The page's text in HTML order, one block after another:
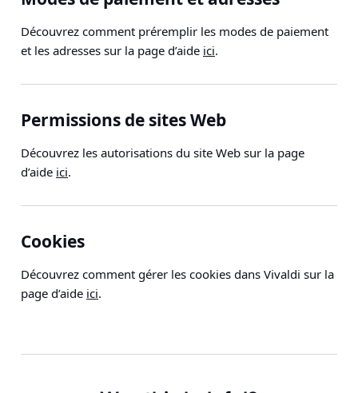
Découvrez comment préremplir les modes de paiement
et les adresses sur la page d’aide ici.
Permissions de sites Web
Découvrez les autorisations du site Web sur la page
d’aide ici.
Cookies
Découvrez comment gérer les cookies dans Vivaldi sur la
page d’aide ici.